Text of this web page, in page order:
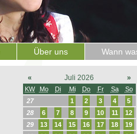
Über uns Wann
« Juli 2026 »
KW Mo Di Mi Do Fr Sa
So
27
1 2 3 4
5
28
6 7 8 9 10 11
12
29
13 14 15 16 17 18
19